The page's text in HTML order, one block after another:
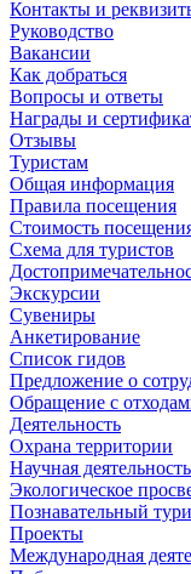
Контакты и
Руководство
Вакансии
Как добраться
Вопросы и ответы
Награды и
Отзывы
Туристам
Общая информация
Правила посещения
Стоимость
Схема для туристов
Экскурсии
Сувениры
Анкетирование
Список гидов
Предложение о
Обращение с
Деятельность
Охрана территории
Научная деятельность
Экологическое
Познавательный
Проекты
Международная